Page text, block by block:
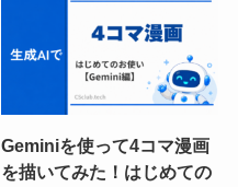
Geminiを使って4コマ漫画
を描いてみた！はじめての